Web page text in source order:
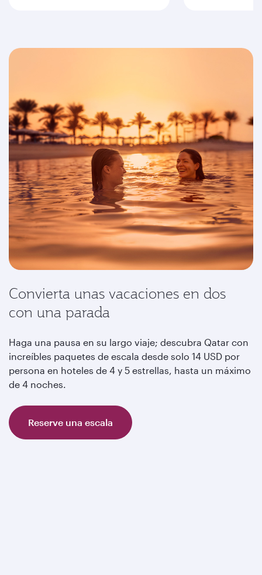
Convierta unas vacaciones en dos
con una parada
Haga una pausa en su largo viaje; descubra Qatar con
increíbles paquetes de escala desde solo 14 USD por
persona en hoteles de 4 y 5 estrellas, hasta un máximo
de 4 noches.
Reserve una escala